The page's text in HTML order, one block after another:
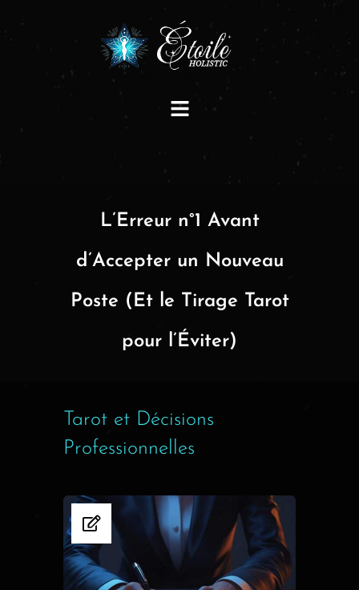
L’Erreur n°1 Avant
d’Accepter un Nouveau
Poste (Et le Tirage Tarot
pour l’Éviter)
Tarot et Décisions
Professionnelles